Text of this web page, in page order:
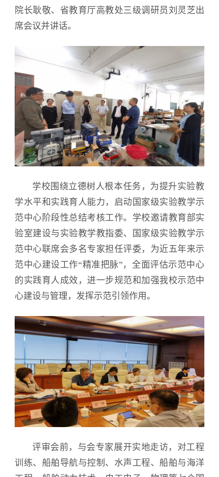
院长耿敬、省教育厅高教处三级调研员刘灵芝出
席会议并讲话。
学校围绕立德树人根本任务，为提升实验教
学水平和实践育人能力，启动国家级实验教学示
范中心阶段性总结考核工作。学校邀请教育部实
验室建设与实验教学教指委、国家级实验教学示
范中心联席会多名专家担任评委，为近五年来示
范中心建设工作“精准把脉”，全面评估示范中心
的实践育人成效，进一步规范和加强我校示范中
心建设与管理，发挥示范引领作用。
评审会前，与会专家展开实地走访，对工程
训练、船舶导航与控制、水声工程、船舶与海洋